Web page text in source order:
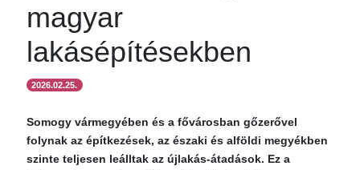
magyar
lakásépítésekben
2026.02.25.
Somogy vármegyében és a fővárosban gőzerővel
folynak az építkezések, az északi és alföldi megyékben
szinte teljesen leálltak az újlakás-átadások. Ez a